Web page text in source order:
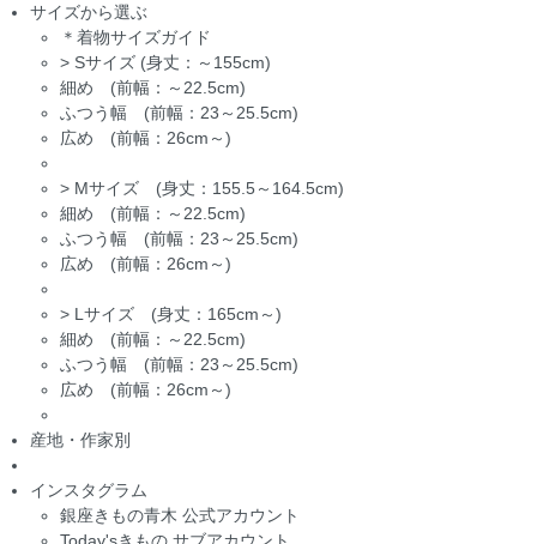
サイズから選ぶ
＊着物サイズガイド
> Sサイズ (身丈：～155cm)
細め (前幅：～22.5cm)
ふつう幅 (前幅：23～25.5cm)
広め (前幅：26cm～)
> Mサイズ (身丈：155.5～164.5cm)
細め (前幅：～22.5cm)
ふつう幅 (前幅：23～25.5cm)
広め (前幅：26cm～)
> Lサイズ (身丈：165cm～)
細め (前幅：～22.5cm)
ふつう幅 (前幅：23～25.5cm)
広め (前幅：26cm～)
産地・作家別
インスタグラム
銀座きもの青木 公式アカウント
Today'sきもの サブアカウント